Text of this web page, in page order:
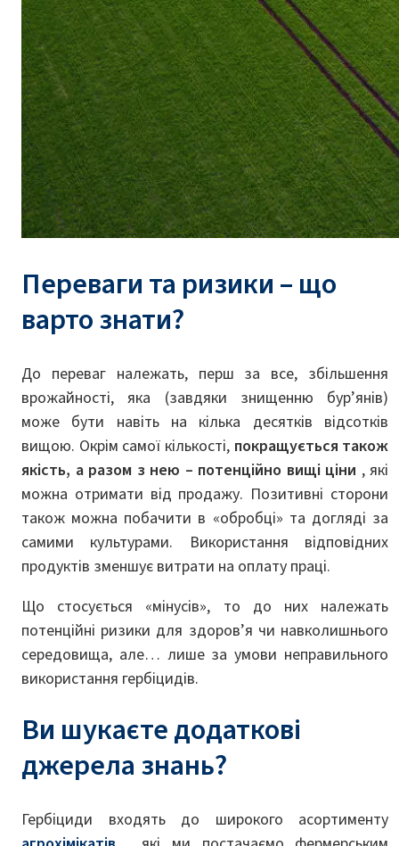
Переваги та ризики – що
варто знати?
До переваг належать, перш за все, збільшення
врожайності, яка (завдяки знищенню бур’янів)
може бути навіть на кілька десятків відсотків
вищою. Окрім самої кількості, покращується також
якість, а разом з нею – потенційно вищі ціни , які
можна отримати від продажу. Позитивні сторони
також можна побачити в «обробці» та догляді за
самими культурами. Використання відповідних
продуктів зменшує витрати на оплату праці.
Що стосується «мінусів», то до них належать
потенційні ризики для здоров’я чи навколишнього
середовища, але… лише за умови неправильного
використання гербіцидів.
Ви шукаєте додаткові
джерела знань?
Гербіциди входять до широкого асортименту